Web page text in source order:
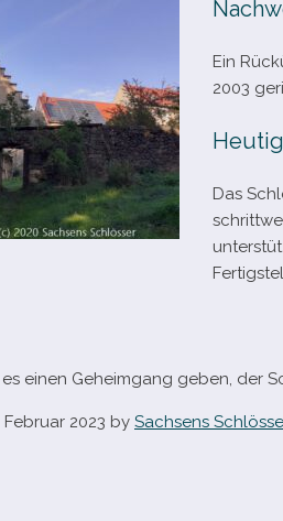
Ein
2003
Das
einen Geheimgang geben, der
2023 by Sachsens